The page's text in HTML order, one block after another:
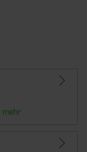
mehr